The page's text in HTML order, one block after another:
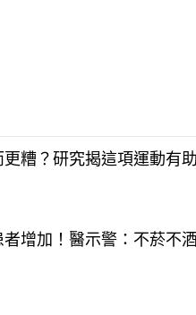
糟？研究揭這項運動有
增加！醫示警：不菸不